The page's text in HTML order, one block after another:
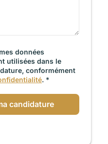
données
utilisées dans le
conformément
. *
candidature